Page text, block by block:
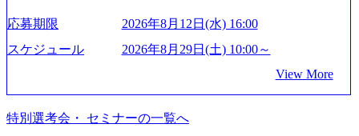
模基幹システムにおける最上流のPoC(概念実証)支援から構
想策定、開発マネジメント支援までを一気通貫で担当して
います。 生成AIなどの最新技術とシステムを活用し、顧客
の業務革新と効率化の実現に貢献します。 ＜PL/PM＞ 顧客
の要望を深くヒアリングし、企画構想からアジャイル開発
による開発支援までを一気通貫で推進していただきます。
プロジェクト提案・推進の中核として、企画・要件定義か
る 日本では2.3万人以上の従業員を擁しており(会計系BIG4
を上回る規模感)、営業利益率も約15％と驚異的な数字とな
を遂げていることから、今後も高い成長が見込まれる 多く
の技術者を抱えており、アビームコンサルティングに続い
て日本国内2番目にSAP認定コンサルタント制度の有資格者
数が多く、特にIT領域に強みを持つ グローバルのポジショ
96dc8f2-7d54-42b9-a7ae-8c532c52d3d8_1200x678.webp アビー
ムコンサルティング会社資料 (https://www.abeam.com/content/
dam/abeam/jp/ja/about/company/ABeamConsultingCompanyProfil
e_jpn_4.pdf) 『SAP AWARD OF EXCELLENCE 2024』にお
ルティング、社員の健康改善を支援 食事・睡眠など可視
アントにお届けするのは単なるレポートではなく、『結
果』である。」この原則のもと、ベインは1973年に創業さ
れた。クライアントが不確かな未来の中、競争に勝てるよ
に、提言を具体的な行動に落とし込んでいる。 徹底した
「結果主義」を標榜。クライアントのフルポテンシャル実
現を目標に、具体的に目に見える成果を出すことを信条と
応募期限
2026年8月12日(水) 16:00
スケジュール
2026年8月29日(土) 10:00～
View More
特別選考会・ セミナーの一覧へ